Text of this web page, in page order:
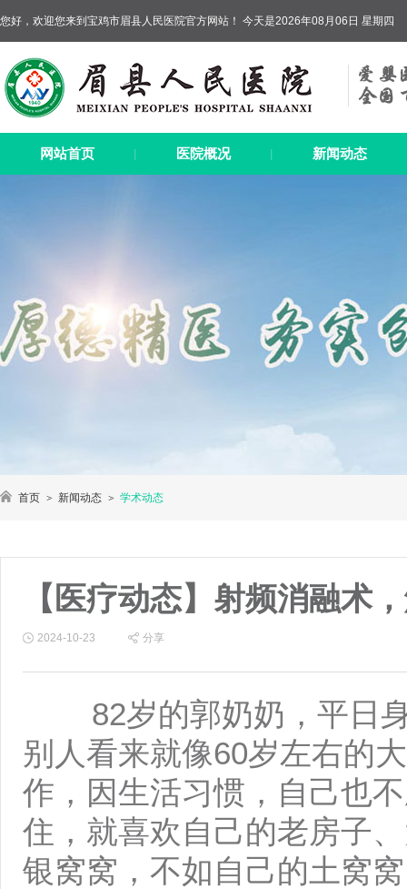
您好，欢迎您来到宝鸡市眉县人民医院官方网站！ 今天是2026年08月06日 星期四
网站首页 医院概况 新闻动态
首页 新闻动态 学术动态
【医疗动态】射频消融术
2024-10-23 分享
82岁的郭奶奶，平日
别人看来就像60岁左右的
作，因生活习惯，自己也
住，就喜欢自己的老房子
银窝窝，不如自己的土窝